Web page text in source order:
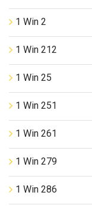
1 Win 2
1 Win 212
1 Win 25
1 Win 251
1 Win 261
1 Win 279
1 Win 286